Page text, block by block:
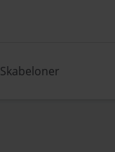
Skabeloner